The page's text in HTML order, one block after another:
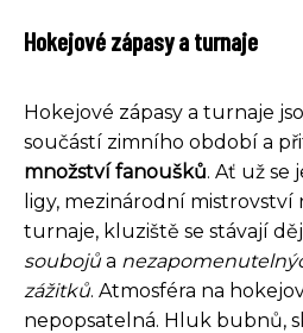
Hokejové zápasy a turnaje
Hokejové zápasy a turnaje
součástí zimního období a
množství fanoušků. Ať už se
ligy, mezinárodní mistrovství
turnaje, kluziště se stávají
soubojů a
zážitků. Atmosféra na
nepopsatelná. Hluk bubnů,